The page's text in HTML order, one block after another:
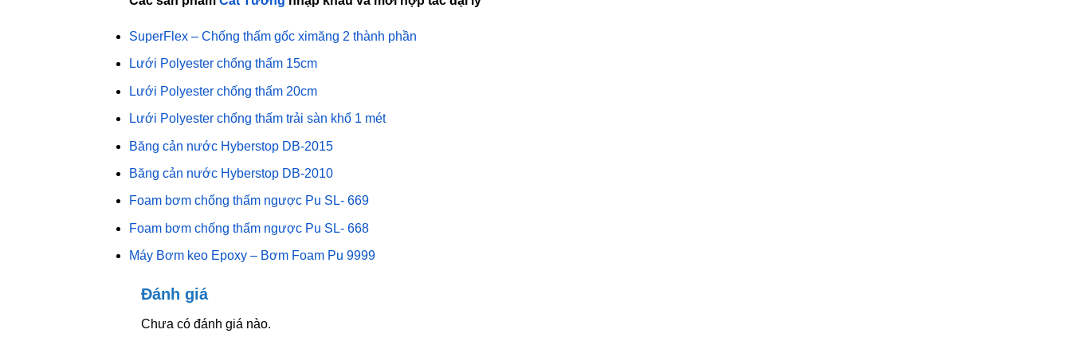
SuperFlex – Chống thấm gốc ximăng 2 thành phần
Lưới Polyester chống thấm 15cm
Lưới Polyester chống thấm 20cm
Lưới Polyester chống thấm trải sàn khổ 1 mét
Băng cản nước Hyberstop DB-2015
Băng cản nước Hyberstop DB-2010
Foam bơm chống thấm ngược Pu SL- 669
Foam bơm chống thấm ngược Pu SL- 668
Máy Bơm keo Epoxy – Bơm Foam Pu 9999
Đánh giá
Chưa có đánh giá nào.